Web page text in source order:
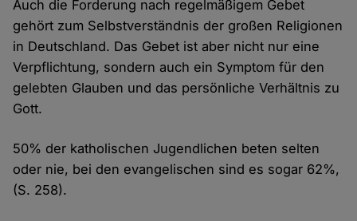
Auch die Forderung nach regelmäßigem Gebet
gehört zum Selbstverständnis der großen Religionen
in Deutschland. Das Gebet ist aber nicht nur eine
Verpflichtung, sondern auch ein Symptom für den
gelebten Glauben und das persönliche Verhältnis zu
Gott.
50% der katholischen Jugendlichen beten selten
oder nie, bei den evangelischen sind es sogar 62%,
(S. 258).